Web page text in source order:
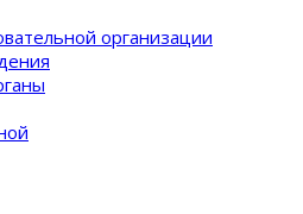
организации